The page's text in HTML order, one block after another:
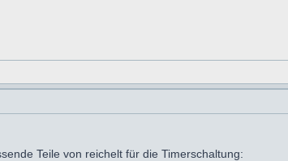
Teile von reichelt für die Timerschaltung: